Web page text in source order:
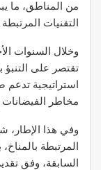
من المناطق، ما
التقنيات
وخلال السنوات
تقتصر على
استراتيجية تدعم
مخاطر الفيضانات
وفي هذا الإطار،
السابقة، وفق